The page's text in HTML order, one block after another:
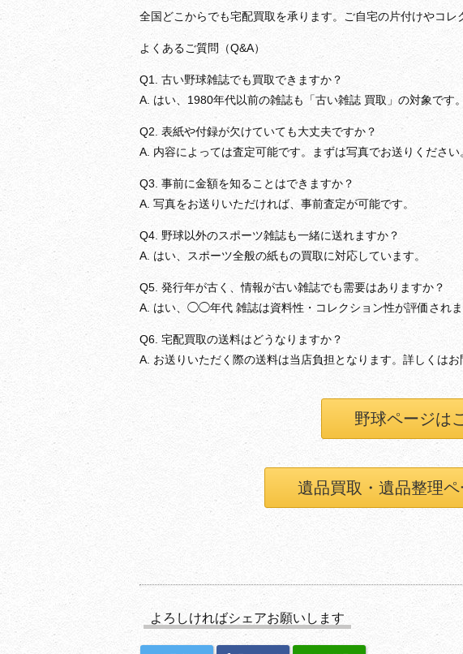
全国どこからでも宅配買取を承ります。ご自宅の片付けやコレ
よくあるご質問（Q&A）
Q1. 古い野球雑誌でも買取できますか？
A. はい、1980年代以前の雑誌も「古い雑誌 買取」の対象です
Q2. 表紙や付録が欠けていても大丈夫ですか？
A. 内容によっては査定可能です。まずは写真でお送りください
Q3. 事前に金額を知ることはできますか？
A. 写真をお送りいただければ、事前査定が可能です。
Q4. 野球以外のスポーツ雑誌も一緒に送れますか？
A. はい、スポーツ全般の紙もの買取に対応しています。
Q5. 発行年が古く、情報が古い雑誌でも需要はありますか？
A. はい、◯◯年代 雑誌は資料性・コレクション性が評価されま
Q6. 宅配買取の送料はどうなりますか？
A. お送りいただく際の送料は当店負担となります。詳しくはお
野球ページは
遺品買取・遺品整理
よろしければシェアお願いします